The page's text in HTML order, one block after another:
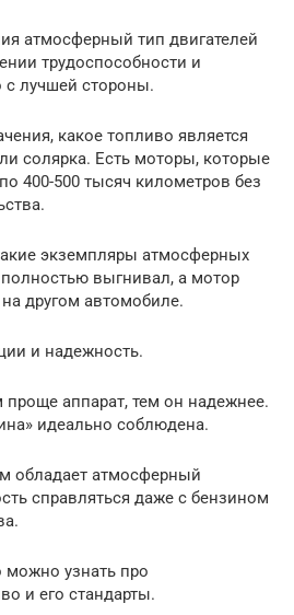
атмосферный тип двигателей
трудоспособности и
с лучшей стороны.
какое топливо является
солярка. Есть моторы, которые
400-500 тысяч километров без
экземпляры атмосферных
полностью выгнивал, а мотор
другом автомобиле.
и надежность.
аппарат, тем он надежнее.
идеально соблюдена.
обладает атмосферный
справляться даже с бензином
можно узнать про
и его стандарты.